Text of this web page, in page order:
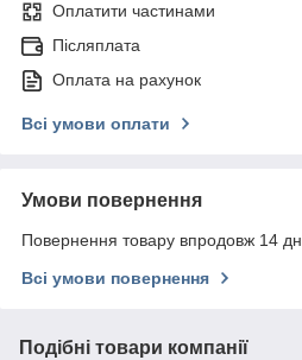
Оплатити частинами
Післяплата
Оплата на рахунок
Всі умови оплати
Умови повернення
Повернення товару впродовж 14
Всі умови повернення
Подібні товари компанії